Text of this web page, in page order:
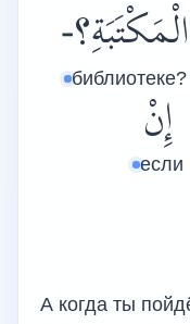
الْمَكْتَبَةِ؟-
библиотеке?
إِنْ
если
А когда ты